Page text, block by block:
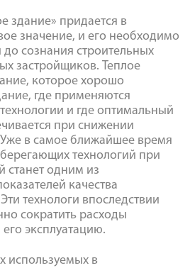
здание» придается в
значение, и его необходимо
до сознания строительных
застройщиков. Теплое
которое хорошо
где применяются
и где оптимальный
при снижении
в самое ближайшее время
технологий при
станет одним из
качества
технологи впоследствии
сократить расходы
эксплуатацию.
используемых в